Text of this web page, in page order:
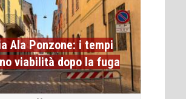
Ala Ponzone: i tempi
viabilità dopo la fuga